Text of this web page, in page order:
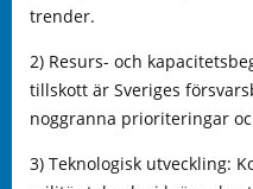
trender.
2) Resurs- och
tillskott är Sveriges
noggranna prioriteringar
3) Teknologisk utveckling: